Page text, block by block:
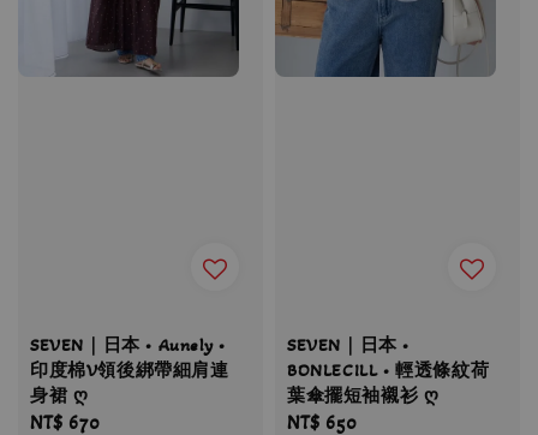
SEVEN｜日本 • Aunely •
印度棉V領後綁帶細肩連
身裙 ღ
Regular
NT$ 670
SEVEN｜日本 •
BONLECILL • 輕透條紋荷
葉傘擺短袖襯衫 ღ
Regular
NT$ 650